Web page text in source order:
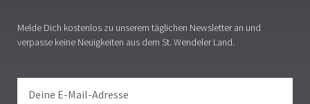
Melde Dich kostenlos zu unserem täglichen Newsletter an und
verpasse keine Neuigkeiten aus dem St. Wendeler Land.